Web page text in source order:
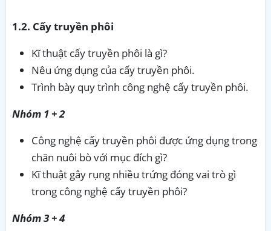
1.2. Cấy truyền phôi
Kĩ thuật cấy truyền phôi là gì?
Nêu ứng dụng của cấy truyền phôi.
Trình bày quy trình công nghệ cấy truyền phôi.
Nhóm 1 + 2
Công nghệ cấy truyền phôi được ứng dụng trong
chăn nuôi bò với mục đích gì?
Kĩ thuật gây rụng nhiều trứng đóng vai trò gì
trong công nghệ cấy truyền phôi?
Nhóm 3 + 4